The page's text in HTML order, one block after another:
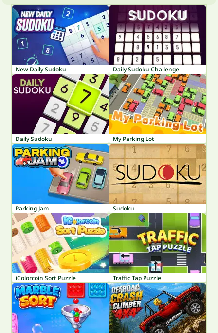
New Daily Sudoku Daily Sudoku Challenge
Daily Sudoku My Parking Lot
Parking Jam Sudoku
iColorcoin Sort Puzzle Traffic Tap Puzzle